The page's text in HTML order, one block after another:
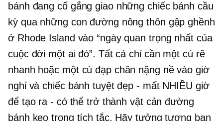
bánh đang cố gắng giao những chiếc bánh cầu
kỳ qua những con đường nông thôn gập ghềnh
ở Rhode Island vào “ngày quan trọng nhất của
cuộc đời một ai đó”. Tất cả chỉ cần một cú rẽ
nhanh hoặc một cú đạp chân nặng nề vào giờ
nghỉ và chiếc bánh tuyệt đẹp - mất NHIỀU giờ
để tạo ra - có thể trở thành vật cản đường
bánh kẹo trong tích tắc. Hãy tưởng tượng bạn